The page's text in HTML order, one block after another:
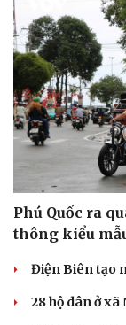
Phú Quốc ra
thông kiểu
Điện Biên tạo
28 hộ dân ở xã